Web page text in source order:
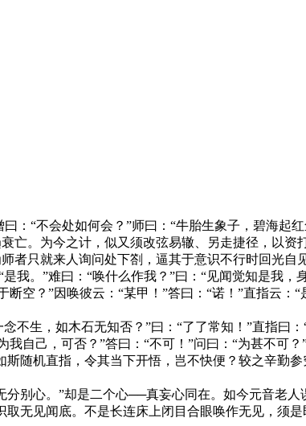
“不会处如何会？”师曰：“牛胎生象子，碧海起红
。为今之计，似又须改弦易辙、另走捷径，以资
者只就来人询问处下劄，逼其于意识不行时回光自
我。”难曰：“唤什么作我？”曰：“见闻觉知是我，
空？”因唤彼云：“某甲！”答曰：“诺！”直指云：
生，如木石无知否？”曰：“了了常知！”直指曰
自己，可否？”答曰：“不可！”问曰：“为甚不可
随机直指，令其当下开悟，岂不快便？较之辛勤
心。”却是二个心──真妄心同在。如今元音老人
无见闻底。不是长连床上闭目合眼唤作无见，须